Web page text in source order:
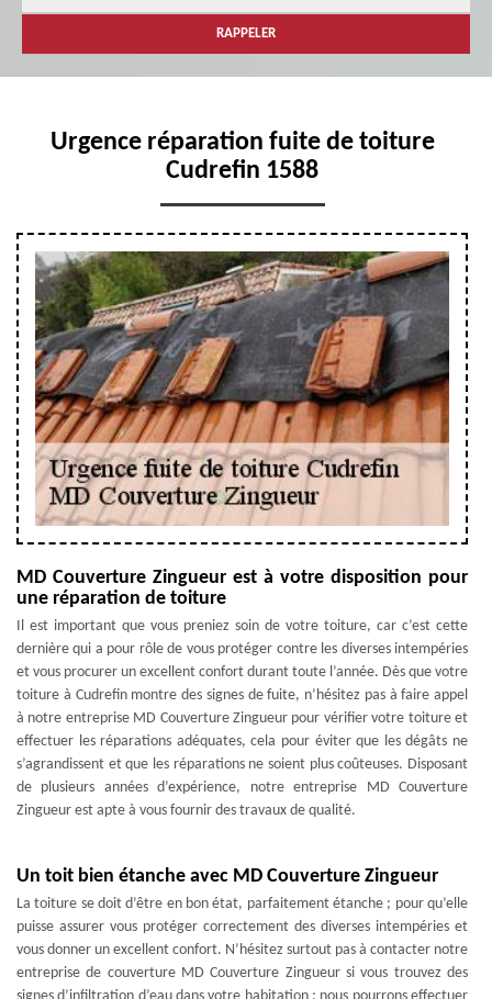
Urgence réparation fuite de toiture
Cudrefin 1588
MD Couverture Zingueur est à votre disposition pour
une réparation de toiture
Il est important que vous preniez soin de votre toiture, car c’est cette
dernière qui a pour rôle de vous protéger contre les diverses intempéries
et vous procurer un excellent confort durant toute l’année. Dès que votre
toiture à Cudrefin montre des signes de fuite, n’hésitez pas à faire appel
à notre entreprise MD Couverture Zingueur pour vérifier votre toiture et
effectuer les réparations adéquates, cela pour éviter que les dégâts ne
s’agrandissent et que les réparations ne soient plus coûteuses. Disposant
de plusieurs années d’expérience, notre entreprise MD Couverture
Zingueur est apte à vous fournir des travaux de qualité.
Un toit bien étanche avec MD Couverture Zingueur
La toiture se doit d’être en bon état, parfaitement étanche ; pour qu’elle
puisse assurer vous protéger correctement des diverses intempéries et
vous donner un excellent confort. N’hésitez surtout pas à contacter notre
entreprise de couverture MD Couverture Zingueur si vous trouvez des